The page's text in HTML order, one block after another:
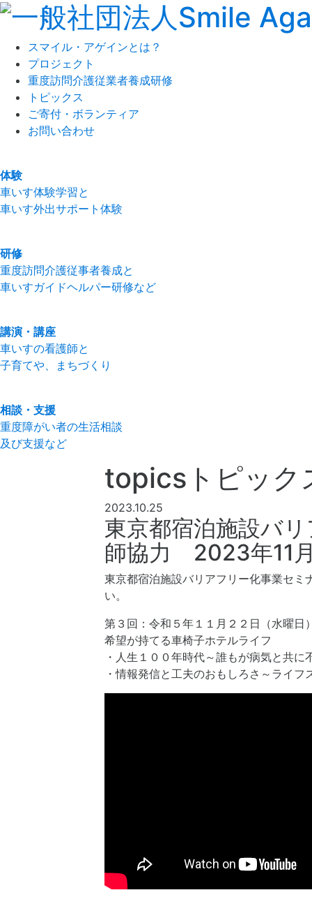
スマイル・アゲインとは？
プロジェクト
重度訪問介護従業者養成研修
トピックス
ご寄付・ボランティア
お問い合わせ
体験
車いす体験学習と
車いす外出サポート体験
研修
重度訪問介護従事者養成と
車いすガイドヘルパー研修など
講演・講座
車いすの看護師と
子育てや、まちづくり
相談・支援
重度障がい者の生活相談
及び支援など
topics トピック
2023.10.25
東京都宿泊施設バ
師協力 2023年11
東京都宿泊施設バリアフリー化事業セ
い。
第３回：令和５年１１月２２日（水曜日
希望が持てる車椅子ホテルライフ
・人生１００年時代～誰もが病気と共
・情報発信と工夫のおもしろさ～ライ